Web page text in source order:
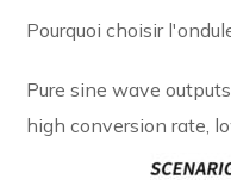
Pourquoi choisir
Pure sine wave
high conversion rate,